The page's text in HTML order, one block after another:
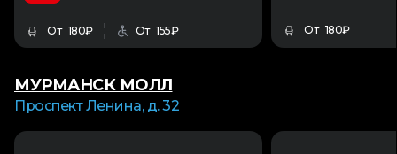
От 180₽ От 155₽ От 180₽
МУРМАНСК МОЛЛ
Проспект Ленина, д. 32